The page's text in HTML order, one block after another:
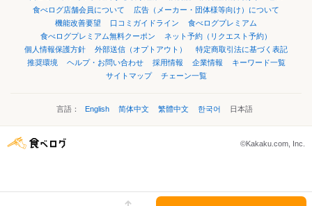
食べログ店舗会員について
広告（メーカー・団体様等向け）について
機能改善要望
口コミガイドライン
食べログプレミアム
食べログプレミアム無料クーポン
ネット予約（リクエスト予約）
個人情報保護方針
外部送信（オプトアウト）
特定商取引法に基づく表記
推奨環境
ヘルプ・お問い合わせ 採用情報 企業情報
キーワード一覧
サイトマップ
チェーン一覧
言語： English 简体中文 繁體中文 한국어 日本語
©Kakaku.com, Inc.